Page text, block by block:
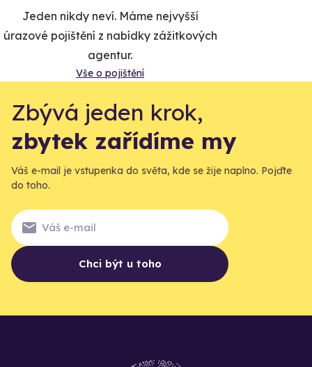
Jeden nikdy neví. Máme nejvyšší
úrazové pojištění z nabídky zážitkových
agentur.
Vše o pojištění
Zbývá jeden krok,
zbytek zařídíme my
Váš e-mail je vstupenka do světa, kde se žije naplno. Pojďte
do toho.
Chci být u toho